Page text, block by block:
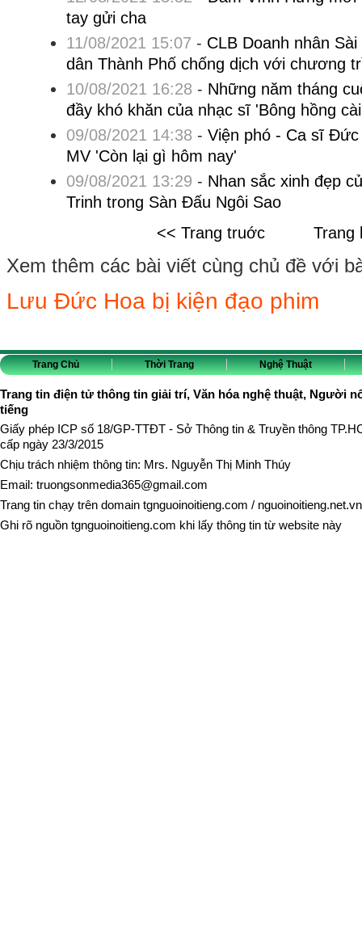
tay gửi cha
11/08/2021 15:07 - CLB Doanh nhân
dân Thành Phố chống dịch với chương
10/08/2021 16:28 - Những năm tháng
đầy khó khăn của nhạc sĩ 'Bông hồng
09/08/2021 14:38 - Viện phó - Ca sĩ
MV 'Còn lại gì hôm nay'
09/08/2021 13:29 - Nhan sắc xinh đẹp
Trinh trong Sàn Đấu Ngôi Sao
<< Trang truớc
Trang
Xem thêm các bài viết cùng chủ đề với
Lưu Đức Hoa bị kiện đạo phim
Trang Chủ Thời Trang Nghệ Thuật
Trang tin điện tử thông tin giải trí, Văn hóa nghệ thuật, Người
tiếng
Giấy phép ICP số 18/GP-TTĐT - Sở Thông tin & Truyền thông
cấp ngày 23/3/2015
Chịu trách nhiệm thông tin: Mrs. Nguyễn Thị Minh Thúy
Email: truongsonmedia365@gmail.com
Trang tin chạy trên domain tgnguoinoitieng.com / nguoinoitieng.net.vn
Ghi rõ nguồn tgnguoinoitieng.com khi lấy thông tin từ website này